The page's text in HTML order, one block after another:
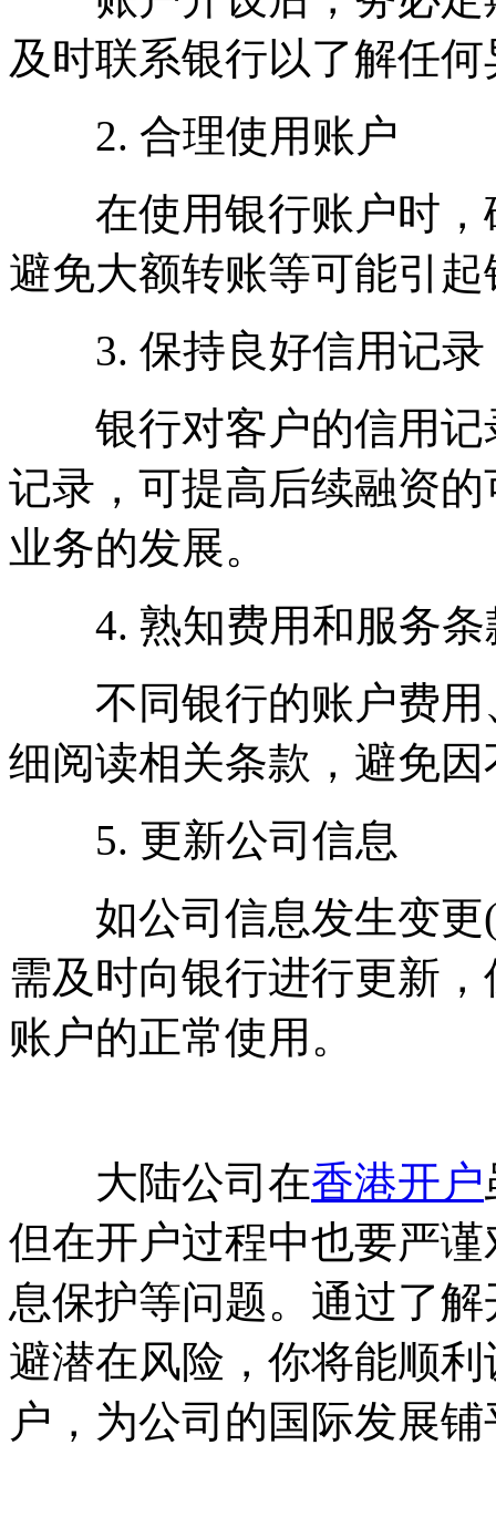
及时联系银行以了解任
2. 合理使用账户
在使用银行账户时，
避免大额转账等可能引
3. 保持良好信用记录
银行对客户的信用记
记录，可提高后续融资
业务的发展。
4. 熟知费用和服务条
不同银行的账户费用
细阅读相关条款，避免
5. 更新公司信息
如公司信息发生变更(
需及时向银行进行更新
账户的正常使用。
大陆公司在香港开户
但在开户过程中也要严
息保护等问题。通过了
避潜在风险，你将能顺
户，为公司的国际发展